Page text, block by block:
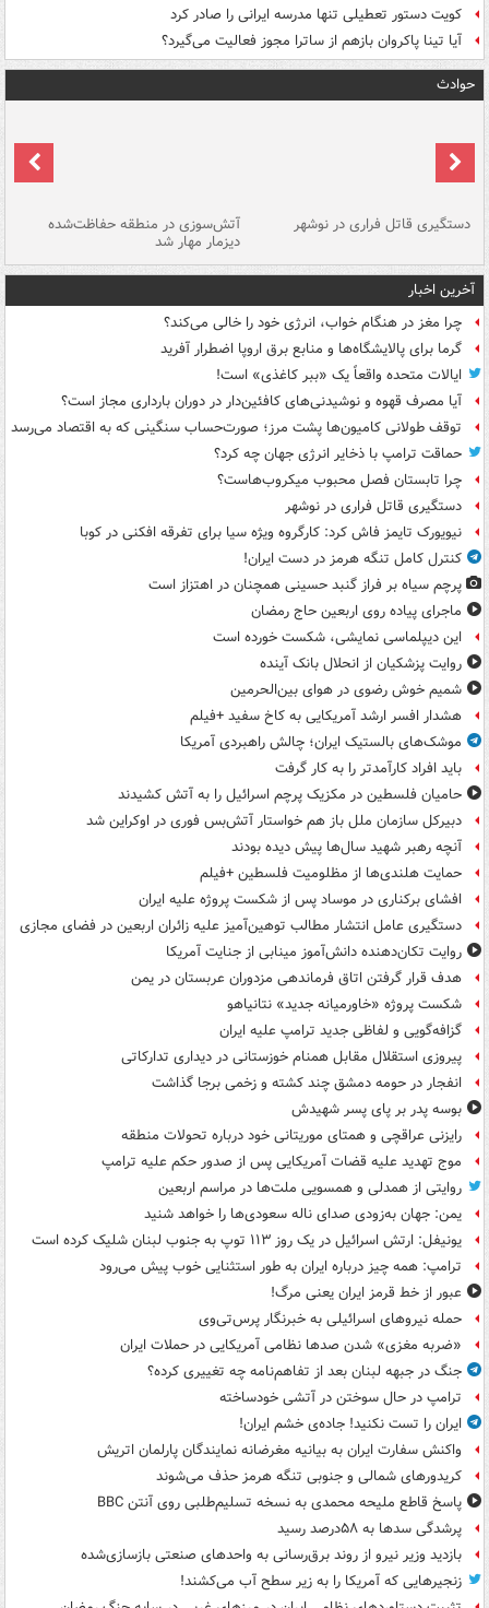
کویت دستور تعطیلی تنها مدرسه ایرانی را صادر کرد
آیا تینا پاکروان بازهم از ساترا مجوز فعالیت می‌گیرد؟
حوادث
دستگیری قاتل فراری در نوشهر آتش‌سوزی در منطقه حفاظت‌شده
دیزمار مهار شد
آخرین اخبار
چرا مغز در هنگام خواب، انرژی خود را خالی می‌کند؟
گرما برای پالایشگاه‌ها و منابع برق اروپا اضطرار آفرید
ایالات متحده واقعاً یک «ببر کاغذی» است!
آیا مصرف قهوه و نوشیدنی‌های کافئین‌دار در دوران بارداری مجاز است؟
توقف طولانی کامیون‌ها پشت مرز؛ صورت‌حساب سنگینی که به اقتصاد می‌رسد
حماقت ترامپ با ذخایر انرژی جهان چه کرد؟
چرا تابستان فصل محبوب میکروب‌هاست؟
دستگیری قاتل فراری در نوشهر
نیویورک تایمز فاش کرد: کارگروه ویژه سیا برای تفرقه افکنی در کوبا
کنترل کامل تنگه هرمز در دست ایران!
پرچم سیاه بر فراز گنبد حسینی همچنان در اهتزاز است
ماجرای پیاده روی اربعین حاج رمضان
این دیپلماسی نمایشی، شکست خورده است
روایت پزشکیان از انحلال بانک آینده
شمیم خوش رضوی در هوای بین‌الحرمین
هشدار افسر ارشد آمریکایی به کاخ سفید +فیلم
موشک‌های بالستیک ایران؛ چالش راهبردی آمریکا
باید افراد کارآمدتر را به کار گرفت
حامیان فلسطین در مکزیک پرچم اسرائیل را به آتش کشیدند
دبیرکل سازمان ملل باز هم خواستار آتش‌بس فوری در اوکراین شد
آنچه رهبر شهید سال‌ها پیش دیده بودند
حمایت هلندی‌ها از مظلومیت فلسطین +فیلم
افشای برکناری در موساد پس از شکست پروژه علیه ایران
دستگیری عامل انتشار مطالب توهین‌آمیز علیه زائران اربعین در فضای مجازی
روایت تکان‌دهنده دانش‌آموز مینابی از جنایت آمریکا
هدف قرار گرفتن اتاق‌ فرماندهی مزدوران عربستان در یمن
شکست پروژه «خاورمیانه جدید» نتانیاهو
گزافه‌گویی و لفاظی جدید ترامپ علیه ایران
پیروزی استقلال مقابل همنام خوزستانی در دیداری تدارکاتی
انفجار در حومه دمشق چند کشته و زخمی برجا گذاشت
بوسه‌ پدر بر پای پسر شهیدش
رایزنی عراقچی و همتای موریتانی خود درباره تحولات منطقه
موج تهدید علیه قضات آمریکایی پس از صدور حکم علیه ترامپ
روایتی از همدلی و همسویی ملت‌ها در مراسم اربعین
یمن: جهان به‌زودی صدای ناله سعودی‌ها را خواهد شنید
یونیفل: ارتش اسرائیل در یک روز ۱۱۳ توپ به جنوب لبنان شلیک کرده است
ترامپ: همه چیز درباره ایران به طور استثنایی خوب پیش می‌رود
عبور از خط قرمز ایران یعنی مرگ!
حمله نیروهای اسرائیلی به خبرنگار پرس‌تی‌وی
«ضربه مغزی» شدن صدها نظامی آمریکایی در حملات ایران
جنگ در جبهه لبنان بعد از تفاهم‌نامه چه تغییری کرده؟
ترامپ در حال سوختن در آتشی خودساخته
ایران را تست نکنید! جاده‌ی خشم ایران!
واکنش سفارت ایران به بیانیه مغرضانه نمایندگان پارلمان اتریش
کریدورهای شمالی و جنوبی تنگه هرمز حذف می‌شوند
پاسخ قاطع ملیحه محمدی به نسخه تسلیم‌طلبی روی آنتن BBC
پرشدگی سدها به ۵۸درصد رسید
بازدید وزیر نیرو از روند برق‌رسانی به واحدهای صنعتی بازسازی‌شده
زنجیرهایی که آمریکا را به زیر سطح آب می‌کشند!